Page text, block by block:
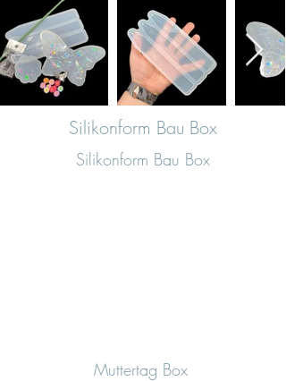
Silikonform Bau Box
Silikonform Bau Box
Muttertag Box